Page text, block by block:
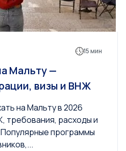
15 мин
Мальту —
визы и ВНЖ
на Мальту в 2026
требования, расходы и
программы